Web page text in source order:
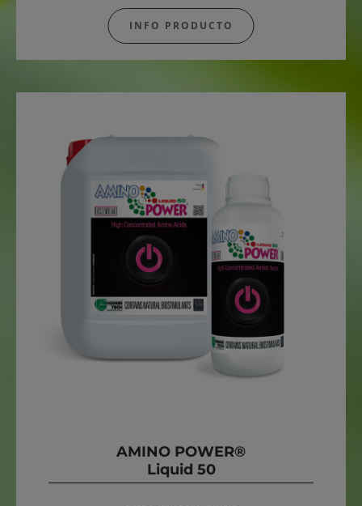
INFO PRODUCTO
AMINO POWER®
Liquid 50